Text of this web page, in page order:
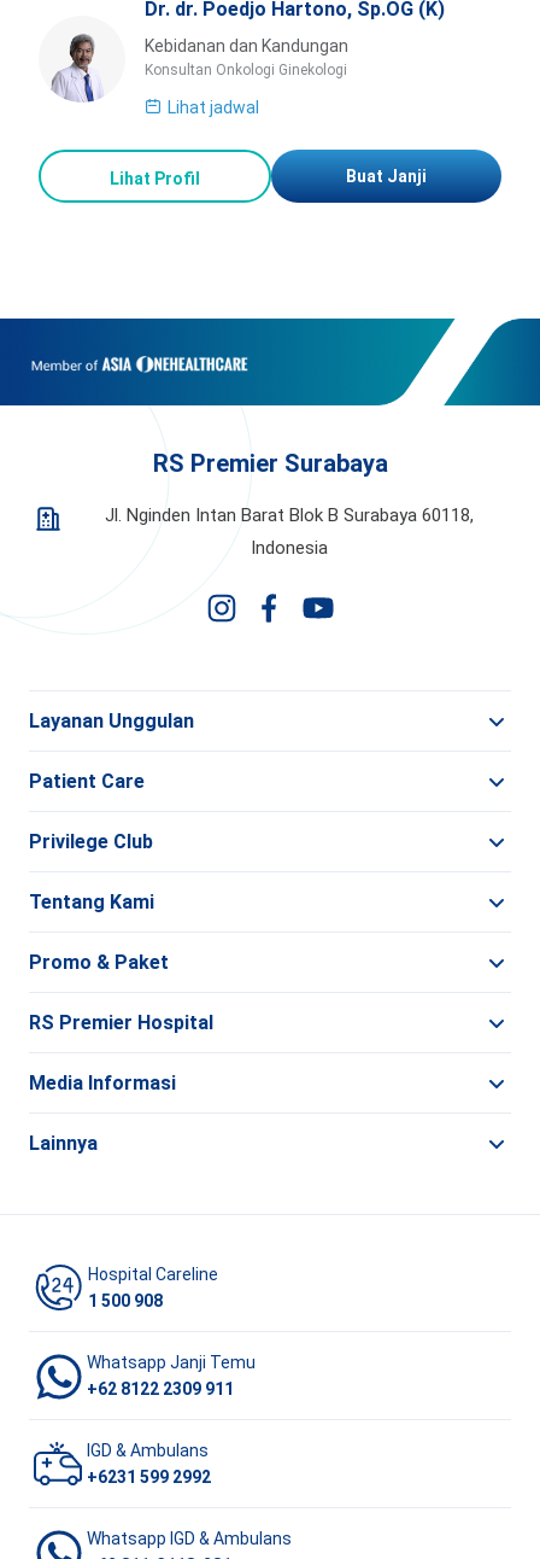
Dr. dr. Poedjo Hartono, Sp.OG (K)
Kebidanan dan Kandungan
Konsultan Onkologi Ginekologi
Lihat jadwal
Lihat Profil Buat Janji
RS Premier Surabaya
Jl. Nginden Intan Barat Blok B Surabaya 60118,
Indonesia
Layanan Unggulan
Patient Care
Privilege Club
Tentang Kami
Promo & Paket
RS Premier Hospital
Media Informasi
Lainnya
Hospital Careline
1 500 908
Whatsapp Janji Temu
+62 8122 2309 911
IGD & Ambulans
+6231 599 2992
Whatsapp IGD & Ambulans